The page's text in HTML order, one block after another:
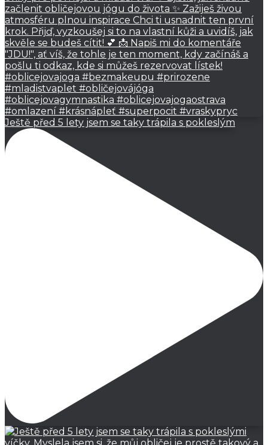
Ještě před 5 lety jsem se taky trápila s pokleslým